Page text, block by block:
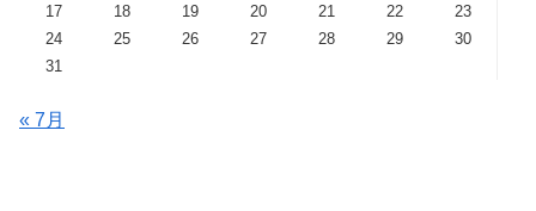
17
18 19 20 21 22
23
24
25 26 27 28 29
30
31
« 7月